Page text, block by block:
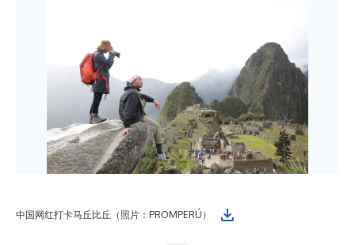
中国网红打卡马丘比丘（照片：PROMPERÚ）